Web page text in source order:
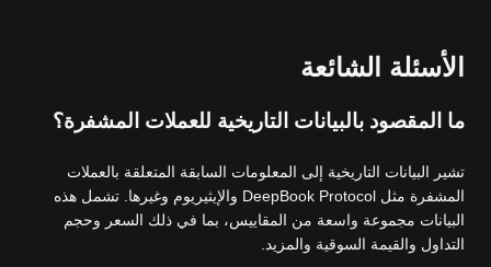
الأسئلة الشائعة
ما المقصود بالبيانات التاريخية للعملات المشفرة؟
تشير البيانات التاريخية إلى المعلومات السابقة المتعلقة بالعملات
المشفرة مثل DeepBook Protocol والإيثيريوم وغيرها. تشمل هذه
البيانات مجموعة واسعة من المقاييس، بما في ذلك السعر وحجم
التداول والقيمة السوقية والمزيد.